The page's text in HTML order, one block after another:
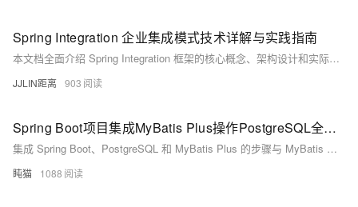
Spring Integration 企业集成模式技术详解与实践指南
本文档全面介绍 Spring Integration 框架的核心概念、架构设计和实际应用。作为 Spring 生态系统中的企业集成解决方案，Spring Integration 基于著名的 Enterprise Integration Patterns（EIP）提供了轻量级的消息驱动架构。本文将深入探讨其消息通道、端点、过滤器、转换器等核心组件，以及如何构建可靠的企业集成解决方案。
JJLIN距离 903
Spring Boot项目集成MyBatis Plus操作PostgreSQL全解析
集成 Spring Boot、PostgreSQL 和 MyBatis Plus 的步骤与 MyBatis 类似，只不过在 MyBatis Plus 中提供了更多的便利功能，如自动生成 SQL、分页查询、Wrapper 查询等。
盹猫 1088